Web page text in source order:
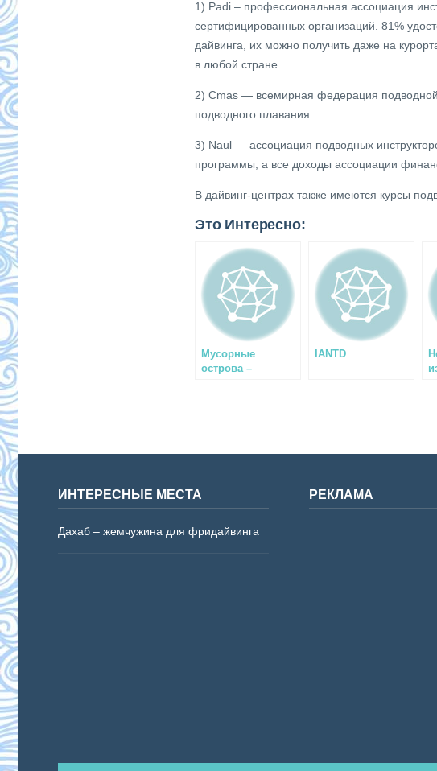
1) Padi – профессиональная ассоциация
сертифицированных организаций. 81%
дайвинга, их можно получить даже на
в любой стране.
2) Cmas — всемирная федерация
подводного плавания.
3) Naul — ассоциация подводных
программы, а все доходы ассоциации
В дайвинг-центрах также имеются курсы
Это Интересно:
Мусорные
острова –
IANTD
ИНТЕРЕСНЫЕ МЕСТА
Дахаб – жемчужина для фридайвинга
РЕКЛАМА